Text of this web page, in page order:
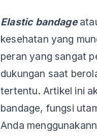
Elastic bandage
kesehatan yang
peran yang sangat
dukungan saat
tertentu. Artikel ini
bandage, fungsi
Anda